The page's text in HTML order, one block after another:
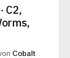
C2,
Cobalt